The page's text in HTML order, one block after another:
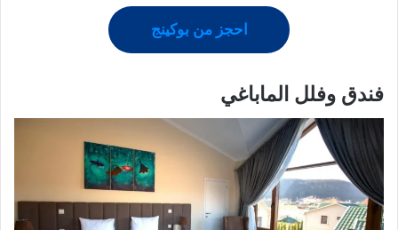
احجز من بوكينج
فندق وفلل الماباغي